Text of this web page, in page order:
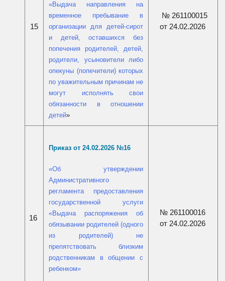
15
«Выдача направления на
временное пребывание в
организации для детей-сирот
и детей, оставшихся без
попечения родителей, детей,
родители, усыновители либо
опекуны (попечители) которых
по уважительным причинам не
могут исполнять свои
обязанности в отношении
детей»
№ 261100015
от 24.02.2026
16
Приказ от 24.02.2026 №16
«Об утверждении
Административного
регламента предоставления
государственной услуги
«Выдача распоряжения об
обязывании родителей (одного
из родителей) не
препятствовать близким
родственникам в общении с
ребенком»
№ 261100016
от 24.02.2026